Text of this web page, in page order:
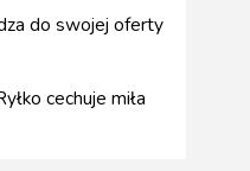
do swojej oferty
cechuje miła